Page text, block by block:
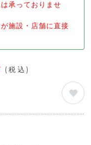
承っておりませ
施設・店舗に直接
(税込)